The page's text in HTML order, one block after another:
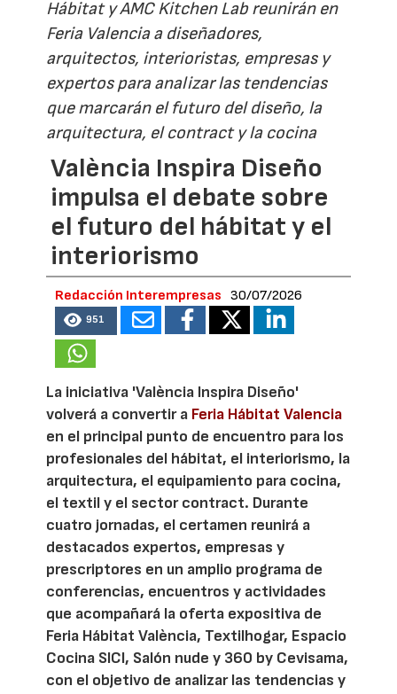
Hábitat y AMC Kitchen Lab reunirán en
Feria Valencia a diseñadores,
arquitectos, interioristas, empresas y
expertos para analizar las tendencias
que marcarán el futuro del diseño, la
arquitectura, el contract y la cocina
València Inspira Diseño
impulsa el debate sobre
el futuro del hábitat y el
interiorismo
Redacción Interempresas 30/07/2026
951
La iniciativa 'València Inspira Diseño'
volverá a convertir a Feria Hábitat Valencia
en el principal punto de encuentro para los
profesionales del hábitat, el interiorismo, la
arquitectura, el equipamiento para cocina,
el textil y el sector contract. Durante
cuatro jornadas, el certamen reunirá a
destacados expertos, empresas y
prescriptores en un amplio programa de
conferencias, encuentros y actividades
que acompañará la oferta expositiva de
Feria Hábitat València, Textilhogar, Espacio
Cocina SICI, Salón nude y 360 by Cevisama,
con el objetivo de analizar las tendencias y